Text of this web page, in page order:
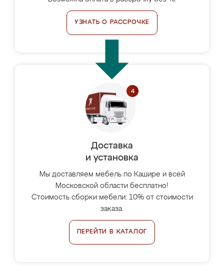
УЗНАТЬ О РАССРОЧКЕ
Доставка
и установка
Мы доставляем мебель по Кашире и всей
Московской области бесплатно!
Стоимость сборки мебели: 10% от стоимости
заказа.
ПЕРЕЙТИ В КАТАЛОГ